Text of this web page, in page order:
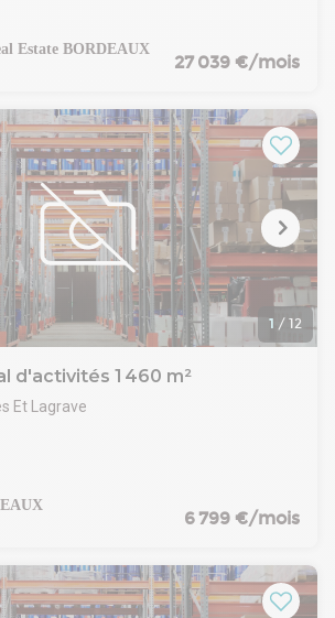
accès à proximité immédiate de
/ logistique propose à louer un lot de
352 m² env
1700 m² env
peau
pied
contacter au 05 56 44 09 12 pour plus
avons la solution sur mesure à votre
27 039 €/mois
1 / 12
d'activités 1 460 m²
Et Lagrave
performances d'isolation
des activités de stockage,
Intégré à un ensemble multi-
d'une hauteur libre intérieure
m et 6 m, est équipé d'exutoires de
6 799 €/mois